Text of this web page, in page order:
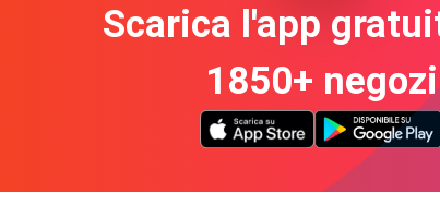
Scarica l'app
1850+ negozi